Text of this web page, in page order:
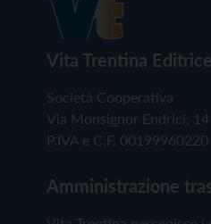
Vita Trentina Editrice
Società Cooperativa
Via Monsignor Endrici,
P.IVA e C.F. 00199960220
Amministrazione